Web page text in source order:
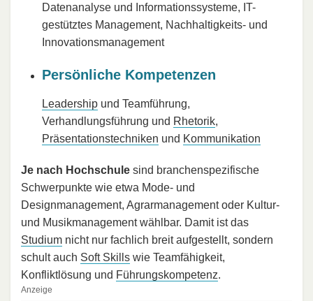
Datenanalyse und Informationssysteme, IT-
gestütztes Management, Nachhaltigkeits- und
Innovationsmanagement
Persönliche Kompetenzen
Leadership und Teamführung,
Verhandlungsführung und Rhetorik,
Präsentationstechniken und Kommunikation
Je nach Hochschule sind branchenspezifische
Schwerpunkte wie etwa Mode- und
Designmanagement, Agrarmanagement oder Kultur-
und Musikmanagement wählbar. Damit ist das
Studium nicht nur fachlich breit aufgestellt, sondern
schult auch Soft Skills wie Teamfähigkeit,
Konfliktlösung und Führungskompetenz.
Anzeige